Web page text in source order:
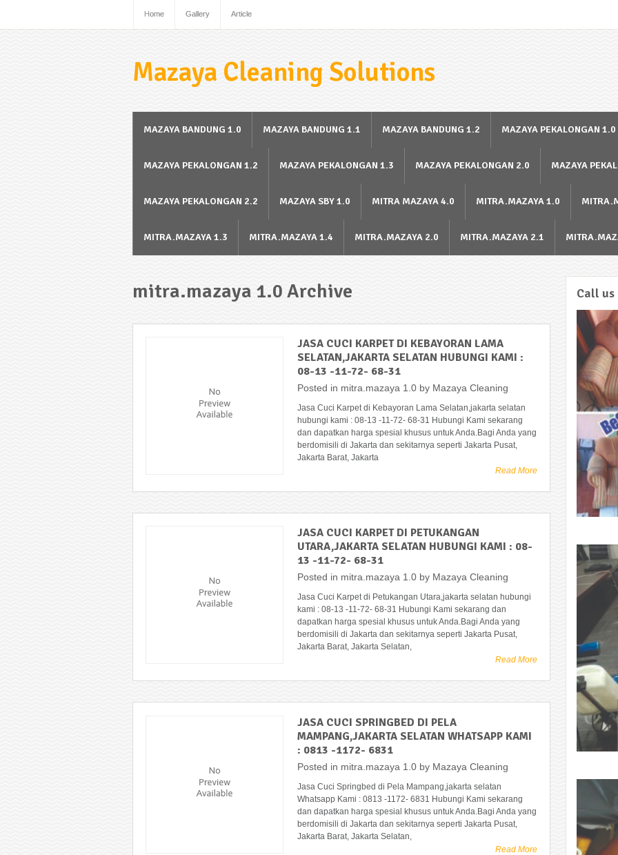
Home Gallery Article
Mazaya Cleaning Solutions
MAZAYA BANDUNG 1.0 MAZAYA BANDUNG 1.1 MAZAYA BANDUNG 1.2 MAZAYA PEKALONGAN 1.0
MAZAYA PEKALONGAN 1.2 MAZAYA PEKALONGAN 1.3 MAZAYA PEKALONGAN 2.0 MAZAYA
MAZAYA PEKALONGAN 2.2 MAZAYA SBY 1.0 MITRA MAZAYA 4.0 MITRA.MAZAYA 1.0
MITRA.MAZAYA 1.3 MITRA.MAZAYA 1.4 MITRA.MAZAYA 2.0 MITRA.MAZAYA 2.1
mitra.mazaya 1.0 Archive
JASA CUCI KARPET DI KEBAYORAN LAMA
SELATAN,JAKARTA SELATAN HUBUNGI KAMI :
08-13 -11-72- 68-31
Posted in mitra.mazaya 1.0 by Mazaya Cleaning
Jasa Cuci Karpet di Kebayoran Lama Selatan,jakarta selatan
hubungi kami : 08-13 -11-72- 68-31 Hubungi Kami sekarang
dan dapatkan harga spesial khusus untuk Anda.Bagi Anda yang
berdomisili di Jakarta dan sekitarnya seperti Jakarta Pusat,
Jakarta Barat, Jakarta
Read More
JASA CUCI KARPET DI PETUKANGAN
UTARA,JAKARTA SELATAN HUBUNGI KAMI : 08-
13 -11-72- 68-31
Posted in mitra.mazaya 1.0 by Mazaya Cleaning
Jasa Cuci Karpet di Petukangan Utara,jakarta selatan hubungi
kami : 08-13 -11-72- 68-31 Hubungi Kami sekarang dan
dapatkan harga spesial khusus untuk Anda.Bagi Anda yang
berdomisili di Jakarta dan sekitarnya seperti Jakarta Pusat,
Jakarta Barat, Jakarta Selatan,
Read More
JASA CUCI SPRINGBED DI PELA
MAMPANG,JAKARTA SELATAN WHATSAPP KAMI
: 0813 -1172- 6831
Posted in mitra.mazaya 1.0 by Mazaya Cleaning
Jasa Cuci Springbed di Pela Mampang,jakarta selatan
Whatsapp Kami : 0813 -1172- 6831 Hubungi Kami sekarang
dan dapatkan harga spesial khusus untuk Anda.Bagi Anda yang
berdomisili di Jakarta dan sekitarnya seperti Jakarta Pusat,
Jakarta Barat, Jakarta Selatan,
Read More
Call us